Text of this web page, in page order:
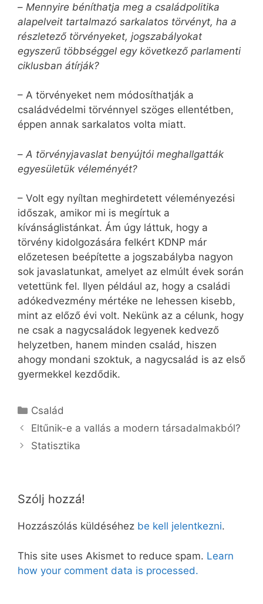
– Mennyire béníthatja meg a családpolitika
alapelveit tartalmazó sarkalatos törvényt, ha a
részletező törvényeket, jogszabályokat
egyszerű többséggel egy következő parlamenti
ciklusban átírják?
– A törvényeket nem módosíthatják a
családvédelmi törvénnyel szöges ellentétben,
éppen annak sarkalatos volta miatt.
– A törvényjavaslat benyújtói meghallgatták
egyesületük véleményét?
– Volt egy nyíltan meghirdetett véleményezési
időszak, amikor mi is megírtuk a
kívánságlistánkat. Ám úgy láttuk, hogy a
törvény kidolgozására felkért KDNP már
előzetesen beépítette a jogszabályba nagyon
sok javaslatunkat, amelyet az elmúlt évek során
vetettünk fel. Ilyen például az, hogy a családi
adókedvezmény mértéke ne lehessen kisebb,
mint az előző évi volt. Nekünk az a célunk, hogy
ne csak a nagycsaládok legyenek kedvező
helyzetben, hanem minden család, hiszen
ahogy mondani szoktuk, a nagycsalád is az első
gyermekkel kezdődik.
Kategória
Család
Eltűnik-e a vallás a modern társadalmakból?
Statisztika
Szólj hozzá!
Hozzászólás küldéséhez be kell jelentkezni.
This site uses Akismet to reduce spam. Learn
how your comment data is processed.